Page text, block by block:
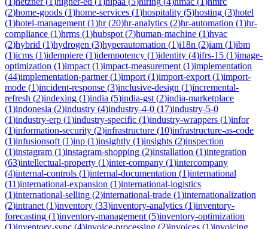
(2)home-goods (1)home-services (1)hospitality (5)hosting (3)hotel
(1)hotel-management (1)hr(20)hr-analytics (2)hr-automation (1)hr-
compliance (1)hrms (1)hubspot (7)human-machine (1)hvac
(2)hybrid (1)hydrogen (3)hyperautomation (1)i18n (2)iam (1)ibm
(1)icms (1)idempiere (1)idempotency (1)identity (4)ifrs-15 (1)image-
optimization (1)impact (1)impact-measurement (1)implementation
(44)implementation-partner(1)import (1)import-export (1)import-
mode (1)incident-response (3)inclusive-design (1)incremental-
refresh (2)indexing (1)india (5)india-gst (2)india-marketplace
(1)indonesia (2)industry (4)industry-4-0 (17)industry-5-0
(1)industry-erp (1)industry-specific (1)industry-wrappers (1)infor
(1)information-security (2)infrastructure (10)infrastructure-as-code
(1)infusionsoft (1)inp (1)insightly (1)insights (2)inspection
(1)instagram (1)instagram-shopping (2)installation (1)integration
(63)intellectual-property (1)inter-company (1)intercompany
(4)internal-controls (1)internal-documentation (1)international
(11)international-expansion (1)international-logistics
(1)international-selling (2)international-trade (1)internationalization
(2)intranet (1)inventory (33)inventory-analytics (1)inventory-
forecasting (1)inventory-management (5)inventory-optimization
(1)inventory-sync (4)invoice-processing (2)invoices (1)invoicing